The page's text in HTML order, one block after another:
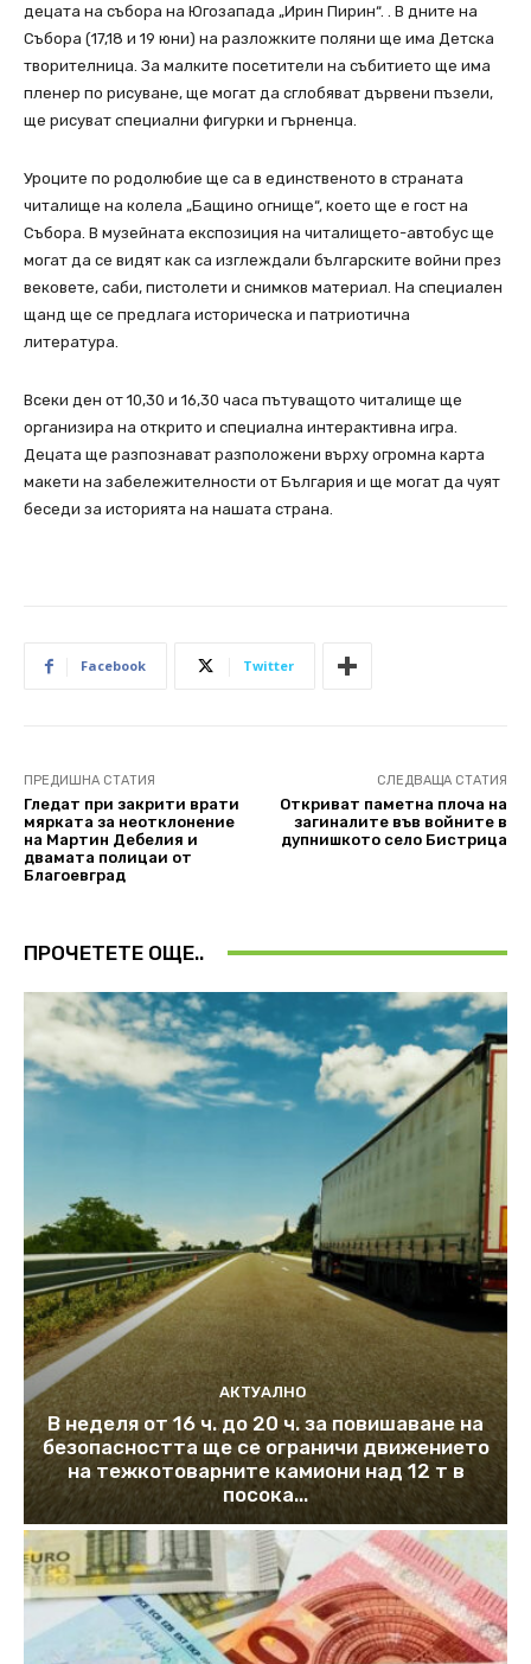
децата на събора на Югозапада „Ирин Пирин“. . В дните на
Събора (17,18 и 19 юни) на разложките поляни ще има Детска
творителница. За малките посетители на събитието ще има
пленер по рисуване, ще могат да сглобяват дървени пъзели,
ще рисуват специални фигурки и гърненца.
Уроците по родолюбие ще са в единственото в страната
читалище на колела „Бащино огнище“, което ще е гост на
Събора. В музейната експозиция на читалището-автобус ще
могат да се видят как са изглеждали българските войни през
вековете, саби, пистолети и снимков материал. На специален
щанд ще се предлага историческа и патриотична
литература.
Всеки ден от 10,30 и 16,30 часа пътуващото читалище ще
организира на открито и специална интерактивна игра.
Децата ще разпознават разположени върху огромна карта
макети на забележителности от България и ще могат да чуят
беседи за историята на нашата страна.
Facebook Twitter
ПРЕДИШНА СТАТИЯ
Гледат при закрити врати
мярката за неотклонение
на Мартин Дебелия и
двамата полицаи от
Благоевград
СЛЕДВАЩА СТАТИЯ
Откриват паметна плоча на
загиналите във войните в
дупнишкото село Бистрица
ПРОЧЕТЕТЕ ОЩЕ..
АКТУАЛНО
В неделя от 16 ч. до 20 ч. за повишаване на
безопасността ще се ограничи движението
на тежкотоварните камиони над 12 т в
посока...